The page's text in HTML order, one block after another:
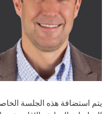
يتم استضافة هذه الجلسة